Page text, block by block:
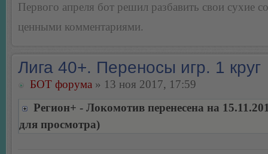
Первого апреля бот решил разбавить свои сухие
ценными комментариями.
Лига 40+. Переносы игр. 1 круг
БОТ форума » 13 ноя 2017, 17:59
Регион+ - Локомотив перенесена на
для просмотра)